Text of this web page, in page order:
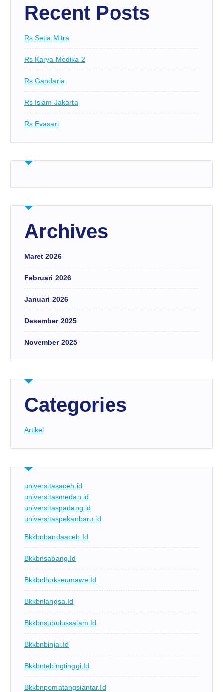
Recent Posts
Rs Setia Mitra
Rs Karya Medika 2
Rs Gandaria
Rs Islam Jakarta
Rs Evasari
Archives
Maret 2026
Februari 2026
Januari 2026
Desember 2025
November 2025
Categories
Artikel
universitasaceh.id
universitasmedan.id
universitaspadang.id
universitaspekanbaru.id
Bkkbnbandaaceh.id
Bkkbnsabang.id
Bkkbnlhokseumawe.id
Bkkbnlangsa.id
Bkkbnsubulussalam.id
Bkkbnbinjai.id
Bkkbntebingtinggi.id
Bkkbnpematangsiantar.id